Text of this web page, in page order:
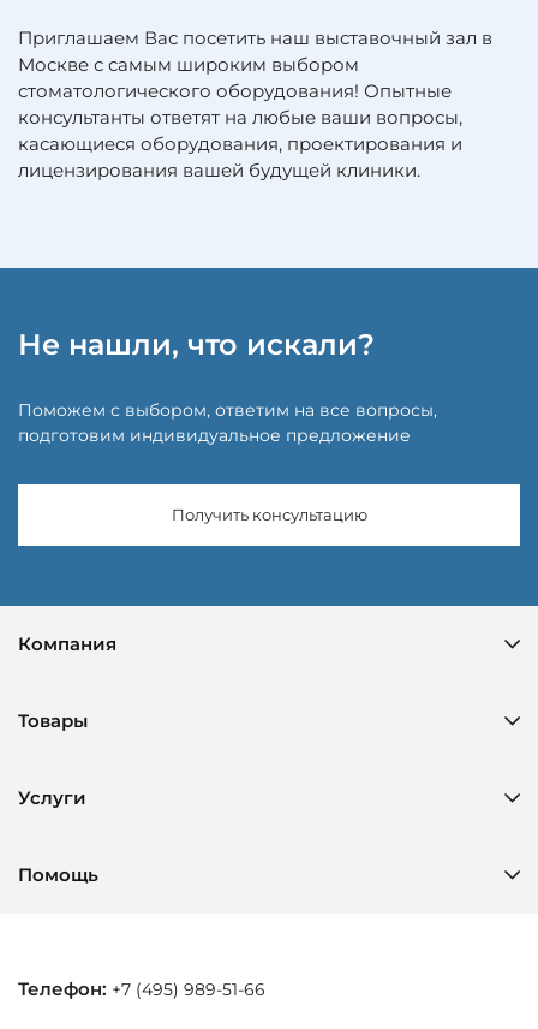
Приглашаем Вас посетить наш выставочный зал в
Москве с самым широким выбором
стоматологического оборудования! Опытные
консультанты ответят на любые ваши вопросы,
касающиеся оборудования, проектирования и
лицензирования вашей будущей клиники.
Не нашли, что искали?
Поможем с выбором, ответим на все вопросы,
подготовим индивидуальное предложение
Получить консультацию
Компания
Товары
Услуги
Помощь
Телефон: +7 (495) 989-51-66